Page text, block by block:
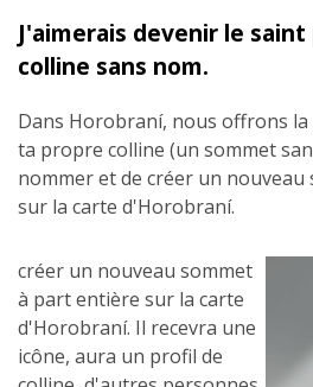
J'aimerais devenir le
colline sans nom.
Dans Horobraní, nous offrons
ta propre colline (un sommet
nommer et de créer un
sur la carte d'Horobraní.
créer un nouveau sommet
à part entière sur la carte
d'Horobraní. Il recevra une
icône, aura un profil de